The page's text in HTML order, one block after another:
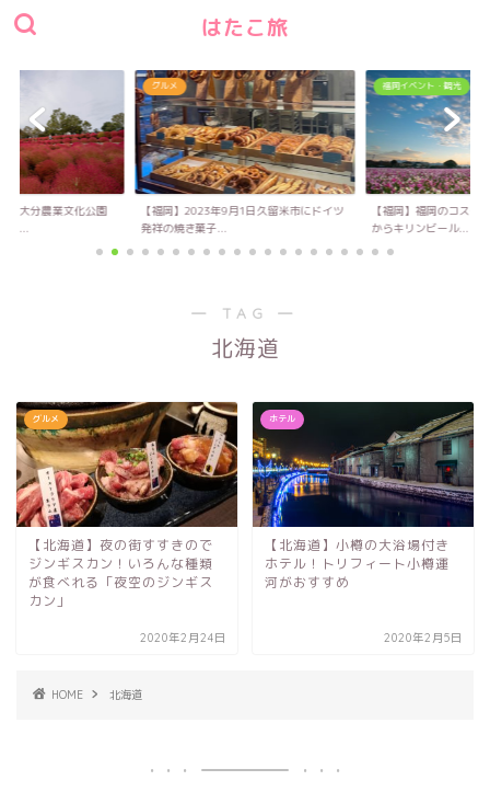
はたこ旅
！大分農業文化公園
キ...
グルメ
【福岡】2023年9月1日久留米市にドイツ
発祥の焼き菓子...
福岡イベント・観光
【福岡】福岡のコスモ
からキリンビール...
― TAG ―
北海道
グルメ
【北海道】夜の街すすきので
ジンギスカン！いろんな種類
が食べれる「夜空のジンギス
カン」
2020年2月24日
ホテル
【北海道】小樽の大浴場付き
ホテル！トリフィート小樽運
河がおすすめ
2020年2月5日
HOME 北海道